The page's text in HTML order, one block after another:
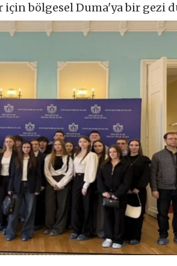
için bölgesel Duma'ya bir gezi